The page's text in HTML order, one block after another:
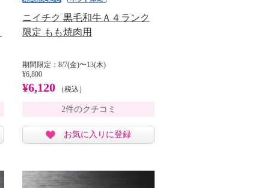
ニイチク 黒毛和牛Ａ４ランク
限定 もも焼肉用
期間限定：8/7(金)〜13(木)
¥6,800
¥6,120 （税込）
2件のクチコミ
お気に入りに登録